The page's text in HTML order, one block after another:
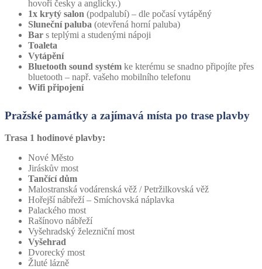
hovoří česky a anglicky.)
1x krytý salon (podpalubí) – dle počasí vytápěný
Sluneční paluba (otevřená horní paluba)
Bar s teplými a studenými nápoji
Toaleta
Vytápění
Bluetooth sound systém ke kterému se snadno připojíte přes
bluetooth – např. vašeho mobilního telefonu
Wifi připojení
Pražské památky a zajímavá místa po trase plavby
Trasa 1 hodinové plavby:
Nové Město
Jiráskův most
Tančící dům
Malostranská vodárenská věž / Petržilkovská věž
Hořejší nábřeží – Smíchovská náplavka
Palackého most
Rašínovo nábřeží
Vyšehradský železniční most
Vyšehrad
Dvorecký most
Žluté lázně